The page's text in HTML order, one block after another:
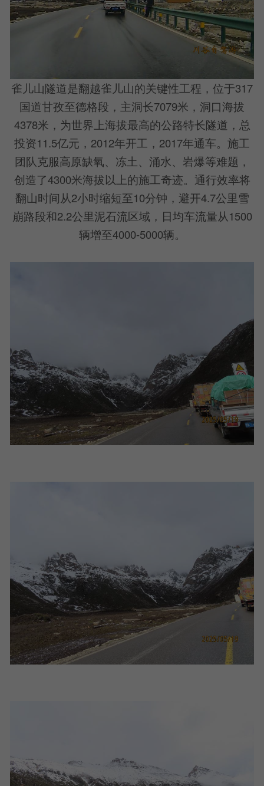
雀儿山隧道是翻越雀儿山的关键性工程，位于317
国道甘孜至德格段，主洞长7079米，洞口海拔
4378米，为世界上海拔最高的公路特长隧道，总
投资11.5亿元，2012年开工，2017年通车。施工
团队克服高原缺氧、冻土、涌水、岩爆等难题，
创造了4300米海拔以上的施工奇迹。通行效率将
翻山时间从2小时缩短至10分钟，避开4.7公里雪
崩路段和2.2公里泥石流区域，日均车流量从1500
辆增至4000-5000辆。